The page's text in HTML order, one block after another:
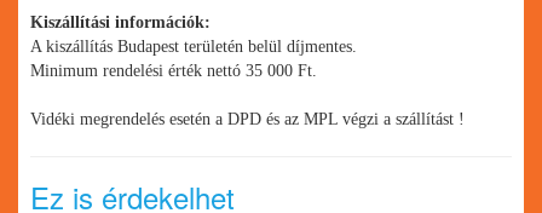
Kiszállítási információk:
A kiszállítás Budapest területén belül díjmentes.
Minimum rendelési érték nettó 35 000 Ft.
Vidéki megrendelés esetén a DPD és az MPL végzi a szállítást !
Ez is érdekelhet